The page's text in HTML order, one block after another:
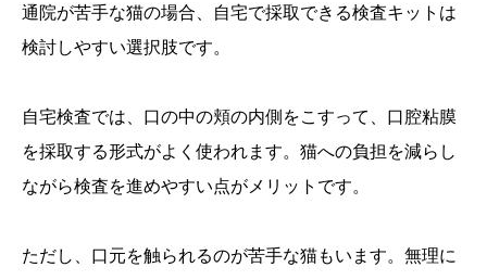
通院が苦手な猫の場合、自宅で採取できる検査キットは
検討しやすい選択肢です。
自宅検査では、口の中の頬の内側をこすって、口腔粘膜
を採取する形式がよく使われます。猫への負担を減らし
ながら検査を進めやすい点がメリットです。
ただし、口元を触られるのが苦手な猫もいます。無理に